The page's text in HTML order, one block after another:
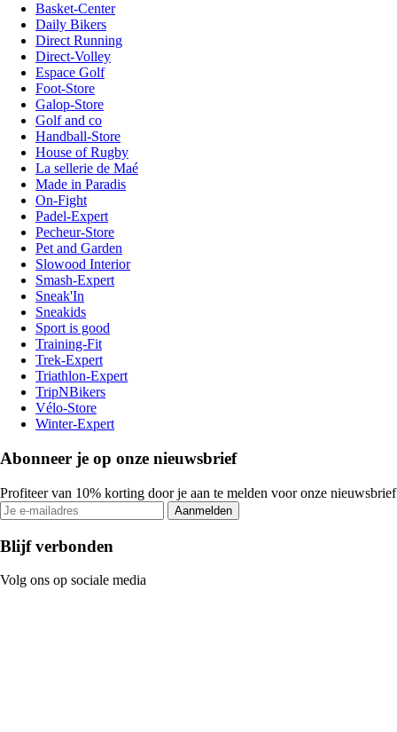
Basket-Center
Daily Bikers
Direct Running
Direct-Volley
Espace Golf
Foot-Store
Galop-Store
Golf and co
Handball-Store
House of Rugby
La sellerie de Maé
Made in Paradis
On-Fight
Padel-Expert
Pecheur-Store
Pet and Garden
Slowood Interior
Smash-Expert
Sneak'In
Sneakids
Sport is good
Training-Fit
Trek-Expert
Triathlon-Expert
TripNBikers
Vélo-Store
Winter-Expert
Abonneer je op onze nieuwsbrief
Profiteer van 10% korting door je aan te melden voor onze nieuwsbrief
Aanmelden
Blijf verbonden
Volg ons op sociale media